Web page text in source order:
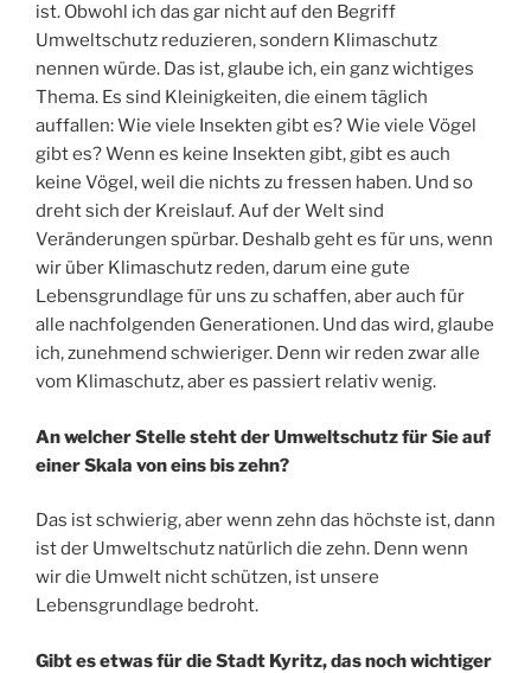
ist. Obwohl ich das gar nicht auf den Begriff
Umweltschutz reduzieren, sondern Klimaschutz
nennen würde. Das ist, glaube ich, ein ganz wichtiges
Thema. Es sind Kleinigkeiten, die einem täglich
auffallen: Wie viele Insekten gibt es? Wie viele Vögel
gibt es? Wenn es keine Insekten gibt, gibt es auch
keine Vögel, weil die nichts zu fressen haben. Und so
dreht sich der Kreislauf. Auf der Welt sind
Veränderungen spürbar. Deshalb geht es für uns, wenn
wir über Klimaschutz reden, darum eine gute
Lebensgrundlage für uns zu schaffen, aber auch für
alle nachfolgenden Generationen. Und das wird, glaube
ich, zunehmend schwieriger. Denn wir reden zwar alle
vom Klimaschutz, aber es passiert relativ wenig.
An welcher Stelle steht der Umweltschutz für Sie auf
einer Skala von eins bis zehn?
Das ist schwierig, aber wenn zehn das höchste ist, dann
ist der Umweltschutz natürlich die zehn. Denn wenn
wir die Umwelt nicht schützen, ist unsere
Lebensgrundlage bedroht.
Gibt es etwas für die Stadt Kyritz, das noch wichtiger